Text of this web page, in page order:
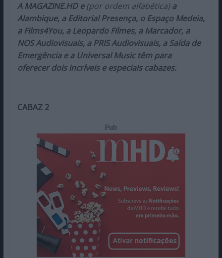
A MAGAZINE.HD e(por ordem alfabética)a
Alambique, a Editorial Presença, o Espaço Medeia,
a Films4You, a Leopardo Filmes, a Marcador, a
NOS Audiovisuais, a PRIS Audiovisuais, a Saída de
Emergência e a Universal Music têm para
oferecer dois incríveis e especiais cabazes.
CABAZ 2
Pub